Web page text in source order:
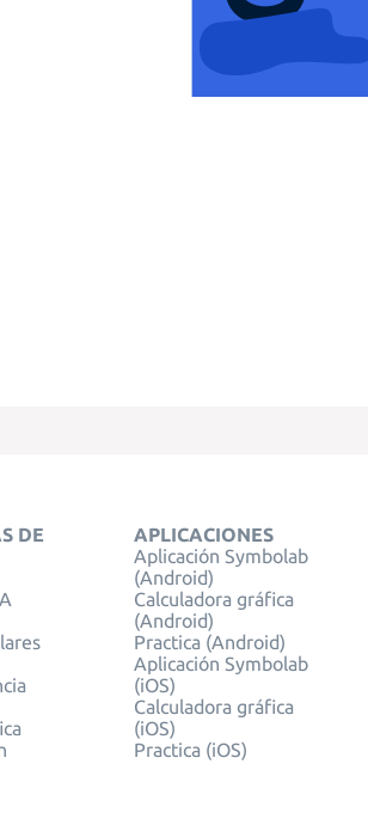
DE
APLICACIONES
Aplicación Symbolab
(Android)
Calculadora gráfica
(Android)
Practica (Android)
Aplicación Symbolab
(iOS)
Calculadora gráfica
(iOS)
Practica (iOS)